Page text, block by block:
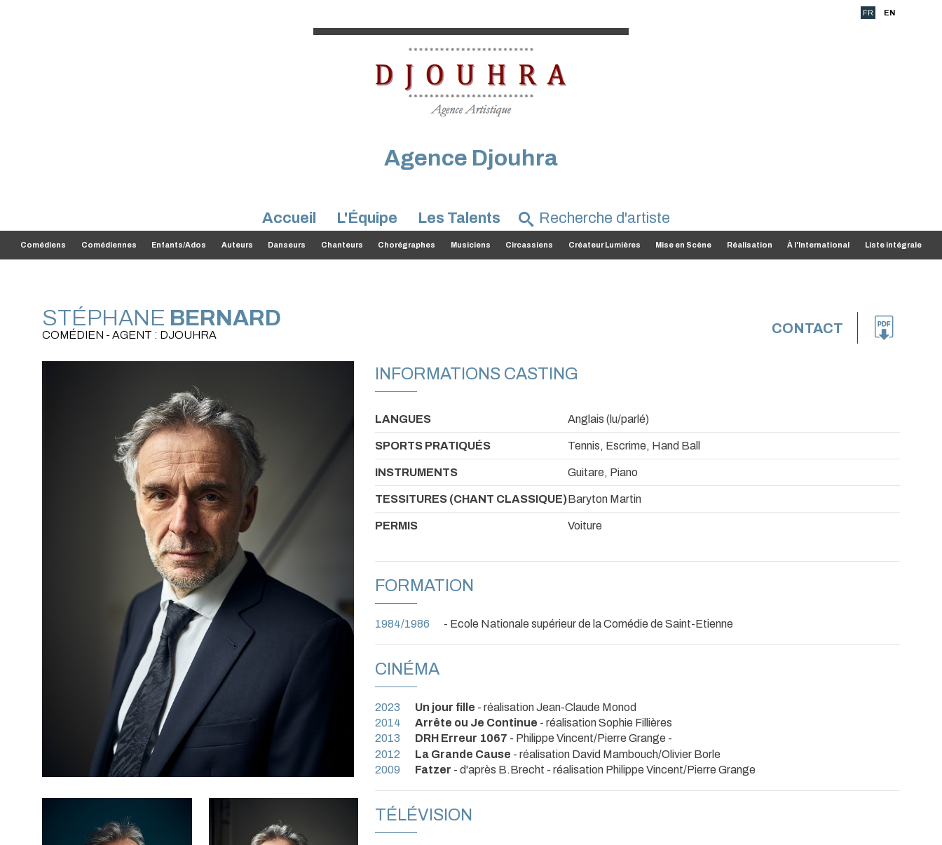
FR EN
Agence Djouhra
Accueil L'Équipe Les Talents
Comédiens Comédiennes Enfants/Ados Auteurs Danseurs Chanteurs Chorégraphes Musiciens Circassiens Créateur Lumières Mise en Scène Réalisation À l'International Liste intégrale
STÉPHANE BERNARD
COMÉDIEN - AGENT : DJOUHRA CONTACT
INFORMATIONS CASTING
LANGUES Anglais (lu/parlé)
SPORTS PRATIQUÉS Tennis, Escrime, Hand Ball
INSTRUMENTS Guitare, Piano
TESSITURES (CHANT CLASSIQUE)Baryton Martin
PERMIS Voiture
FORMATION
1984/1986 - Ecole Nationale supérieur de la Comédie de Saint-Etienne
CINÉMA
2023 Un jour fille - réalisation Jean-Claude Monod
2014
Arrête ou Je Continue - réalisation Sophie Fillières
2013
DRH Erreur 1067 - Philippe Vincent/Pierre Grange -
2012
La Grande Cause - réalisation David Mambouch/Olivier Borle
2009
Fatzer - d'après B.Brecht - réalisation Philippe Vincent/Pierre Grange
TÉLÉVISION